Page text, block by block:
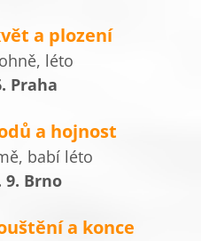
a plození
léto
Praha
a hojnost
babí léto
9. Brno
a konce